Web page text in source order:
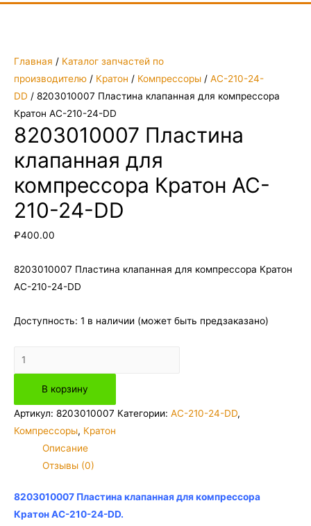
Главная / Каталог запчастей по
производителю / Кратон / Компрессоры / AC-210-24-
DD / 8203010007 Пластина клапанная для компрессора
Кратон AC-210-24-DD
8203010007 Пластина
клапанная для
компрессора Кратон AC-
210-24-DD
₽400.00
8203010007 Пластина клапанная для компрессора Кратон
AC-210-24-DD
Доступность: 1 в наличии (может быть предзаказано)
Количество
товара
8203010007
Пластина
AC-
210-
В корзину
Артикул: 8203010007 Категории: AC-210-24-DD,
Компрессоры, Кратон
Описание
Отзывы (0)
8203010007 Пластина клапанная для компрессора
Кратон AC-210-24-DD.